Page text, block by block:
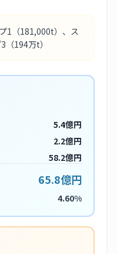
1 （181,000t） 、ス
（194万t）
5.4億円
2.2億円
58.2億円
65.8億円
4.60%